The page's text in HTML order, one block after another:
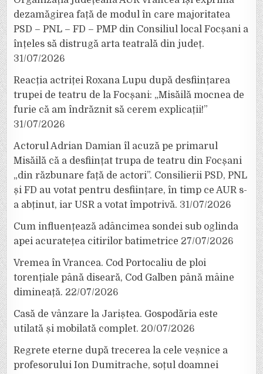
dezamăgirea față de modul în care majoritatea
PSD – PNL – FD – PMP din Consiliul local Focșani a
înțeles să distrugă arta teatrală din județ.
31/07/2026
Reacția actriței Roxana Lupu după desființarea
trupei de teatru de la Focșani: „Misăilă mocnea de
furie că am îndrăznit să cerem explicații!”
31/07/2026
Actorul Adrian Damian îl acuză pe primarul
Misăilă că a desființat trupa de teatru din Focșani
„din răzbunare față de actori”. Consilierii PSD, PNL
și FD au votat pentru desființare, în timp ce AUR s-
a abținut, iar USR a votat împotrivă. 31/07/2026
Cum influențează adâncimea sondei sub oglinda
apei acuratețea citirilor batimetrice 27/07/2026
Vremea în Vrancea. Cod Portocaliu de ploi
torențiale până diseară, Cod Galben până mâine
dimineață. 22/07/2026
Casă de vânzare la Jariștea. Gospodăria este
utilată și mobilată complet. 20/07/2026
Regrete eterne după trecerea la cele veșnice a
profesorului Ion Dumitrache, soțul doamnei